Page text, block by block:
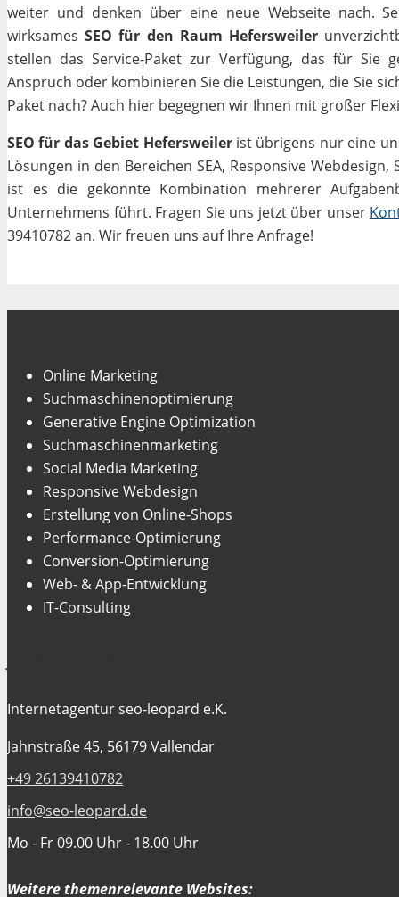
weiter und denken über eine neue Webseite nach.
wirksamesSEO für den Raum Hefersweiler
stellen das Service-Paket zur Verfügung, das für Sie
Anspruch oder kombinieren Sie die Leistungen, die Sie
Paket nach? Auch hier begegnen wir Ihnen mit großer
SEO für das Gebiet Hefersweilerist übrigens nur eine
Lösungen in den Bereichen SEA, Responsive
ist es die gekonnte Kombination mehrerer
Unternehmens führt. Fragen Sie uns jetzt über unser
39410782 an. Wir freuen uns auf Ihre Anfrage!
Online Marketing
Suchmaschinenoptimierung
Generative Engine Optimization
Suchmaschinenmarketing
Social Media Marketing
Responsive Webdesign
Erstellung von Online-Shops
Performance-Optimierung
Conversion-Optimierung
Web- & App-Entwicklung
IT-Consulting
Internetagentur seo-leopard e.K.
Jahnstraße 45, 56179 Vallendar
+49 26139410782
info@seo-leopard.de
Mo - Fr 09.00 Uhr - 18.00 Uhr
Weitere themenrelevante Websites: